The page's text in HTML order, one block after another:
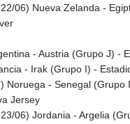
TTD
3048.165436
UAH
UGX
USD
06) Nueva Zelanda -
- Austria (Grupo J) -
- Irak (Grupo I) -
Noruega - Senegal (Grupo
Jersey
06) Jordania - Argelia